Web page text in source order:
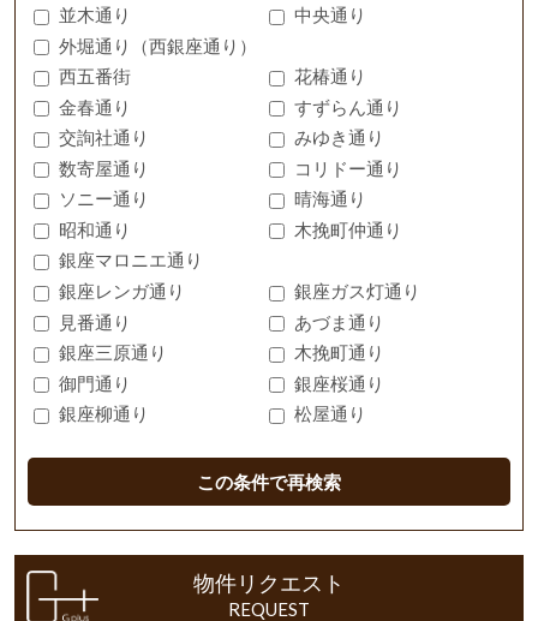
並木通り
中央通り
外堀通り（西銀座通り）
西五番街
花椿通り
金春通り
すずらん通り
交詢社通り
みゆき通り
数寄屋通り
コリドー通り
ソニー通り
晴海通り
昭和通り
木挽町仲通り
銀座マロニエ通り
銀座レンガ通り
銀座ガス灯通り
見番通り
あづま通り
銀座三原通り
木挽町通り
御門通り
銀座桜通り
銀座柳通り
松屋通り
この条件で再検索
物件リクエスト
REQUEST